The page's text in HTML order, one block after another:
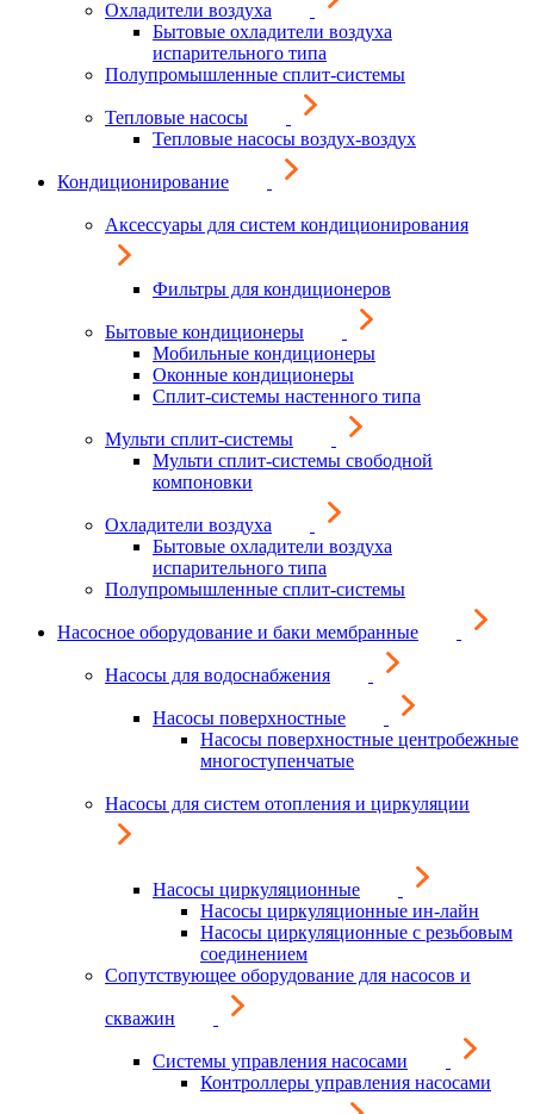
Охладители воздуха
Бытовые охладители воздуха
испарительного типа
Полупромышленные сплит-системы
Тепловые насосы
Тепловые насосы воздух-воздух
Кондиционирование
Аксессуары для систем кондиционирования
Фильтры для кондиционеров
Бытовые кондиционеры
Мобильные кондиционеры
Оконные кондиционеры
Сплит-системы настенного типа
Мульти сплит-системы
Мульти сплит-системы свободной
компоновки
Охладители воздуха
Бытовые охладители воздуха
испарительного типа
Полупромышленные сплит-системы
Насосное оборудование и баки мембранные
Насосы для водоснабжения
Насосы поверхностные
Насосы поверхностные центробежные
многоступенчатые
Насосы для систем отопления и циркуляции
Насосы циркуляционные
Насосы циркуляционные ин-лайн
Насосы циркуляционные с резьбовым
соединением
Сопутствующее оборудование для насосов и
скважин
Системы управления насосами
Контроллеры управления насосами